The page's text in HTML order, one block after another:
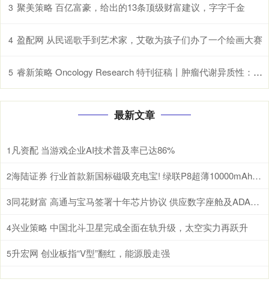
3 聚美策略 百亿富豪，给出的13条顶级财富建议，字字千金
4 盈配网 从民谣歌手到艺术家，艾敬为孩子们办了一个绘画大赛
5 睿新策略 Oncology Research 特刊征稿丨肿瘤代谢异质性：机制、生物标志物与治疗意义_研究
最新文章
1 凡资配 当游戏企业AI技术普及率已达86%
2 海陆证券 行业首款新国标磁吸充电宝! 绿联P8超薄10000mAh磁吸移动电源开启预约
3 同花财富 高通与宝马签署十年芯片协议 供应数字座舱及ADAS计算芯片
4兴业策略 中国北斗卫星完成全面在轨升级，太空实力再跃升
5升宏网 创业板指“V型”翻红，能源股走强